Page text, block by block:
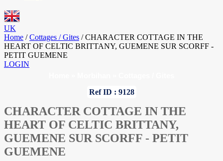
UK
Home / Cottages / Gites / CHARACTER COTTAGE IN THE
HEART OF CELTIC BRITTANY, GUEMENE SUR SCORFF -
PETIT GUEMENE
LOGIN
Ref ID : 9128
CHARACTER COTTAGE IN THE
HEART OF CELTIC BRITTANY,
GUEMENE SUR SCORFF - PETIT
GUEMENE